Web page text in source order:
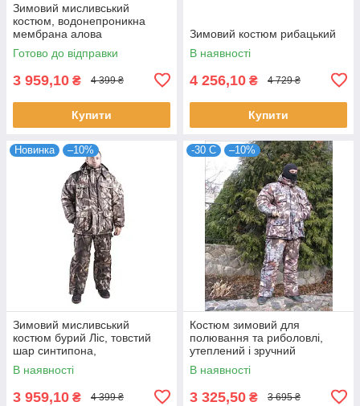
Зимовий мисливський
костюм, водонепроникна
мембрана алова
Готово до відправки
3 959,10 ₴ 4 399 ₴
Купити
Зимовий костюм рибацький
В наявності
4 256,10 ₴ 4 729 ₴
Купити
Новинка –10%
Зимовий мисливський
костюм бурий Ліс, товстий
шар синтипона,
водонепроникна мембрана
алова, -30с комфорт
В наявності
3 959,10 ₴ 4 399 ₴
-30 С –10%
Костюм зимовий для
полювання та риболовлі,
утеплений і зручний
В наявності
3 325,50 ₴ 3 695 ₴